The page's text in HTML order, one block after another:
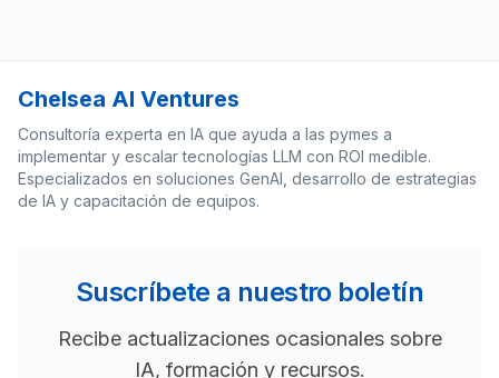
Chelsea AI Ventures
Consultoría experta en IA que ayuda a las pymes a
implementar y escalar tecnologías LLM con ROI medible.
Especializados en soluciones GenAI, desarrollo de estrategias
de IA y capacitación de equipos.
Suscríbete a nuestro boletín
Recibe actualizaciones ocasionales sobre
IA, formación y recursos.